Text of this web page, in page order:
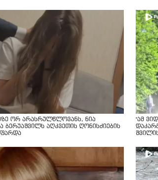
ორ არასრულწლოვანს, ნია
ბერუაშვილს აღკვეთის ღონისძიების
"ამ